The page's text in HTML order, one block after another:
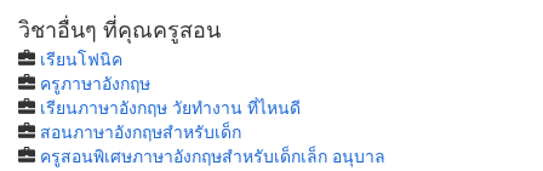
วิชาอื่นๆ ที่คุณครูสอน
เรียนโฟนิค
ครูภาษาอังกฤษ
เรียนภาษาอังกฤษ วัยทํางาน ที่ไหนดี
สอนภาษาอังกฤษสำหรับเด็ก
ครูสอนพิเศษภาษาอังกฤษสำหรับเด็กเล็ก อนุบาล